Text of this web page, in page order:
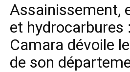
Assainissement,
et hydrocarbures
Camara dévoile
de son